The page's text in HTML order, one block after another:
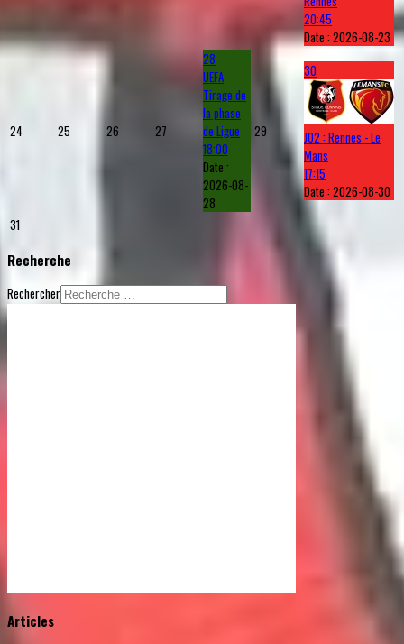
20:45
Date :2026-08-23
24 25 26 27
28
UEFA
Tirage de
la phase
de Ligue
18:00
Date :
2026-08-
28
29
30
J02 : Rennes - Le
Mans
17:15
Date :2026-08-30
31
Recherche
Rechercher
Articles